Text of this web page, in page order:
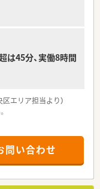
を組んでいる為、イレ
く計画的に業務をおこ
の鑑別がメインで5～
は45分、実働8時間
エリア担当より）
ら徒歩3分の立地にあ
院です。
棟業務を行っており、
協力して働けます。
問い合わせ